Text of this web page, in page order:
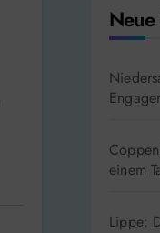
einem
Lippe: